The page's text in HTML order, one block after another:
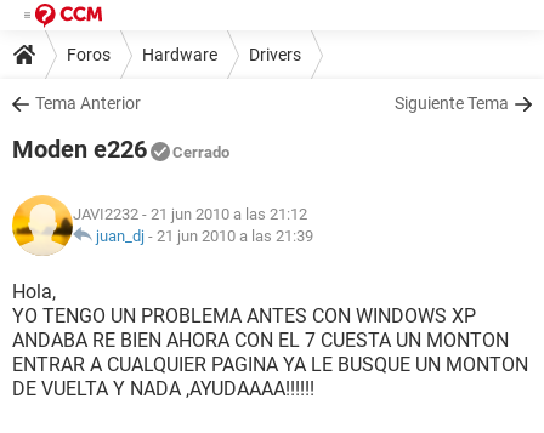
Foros Hardware Drivers
Tema Anterior Siguiente Tema
Moden e226 Cerrado
JAVI2232 - 21 jun 2010 a las 21:12
juan_dj - 21 jun 2010 a las 21:39
Hola,
YO TENGO UN PROBLEMA ANTES CON WINDOWS XP
ANDABA RE BIEN AHORA CON EL 7 CUESTA UN MONTON
ENTRAR A CUALQUIER PAGINA YA LE BUSQUE UN MONTON
DE VUELTA Y NADA ,AYUDAAAA!!!!!!